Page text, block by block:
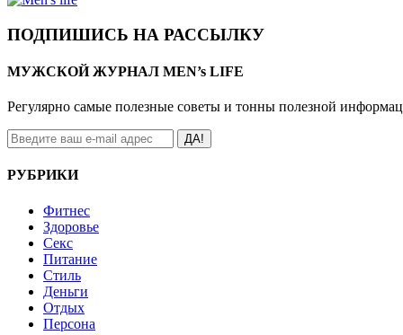
ПОДПИШИСЬ НА РАССЫЛКУ
МУЖСКОЙ ЖУРНАЛ MEN’s LIFE
Регулярно самые полезные советы и тонны полезной
ДА!
РУБРИКИ
Фитнес
Здоровье
Секс
Питание
Стиль
Деньги
Отдых
Персона